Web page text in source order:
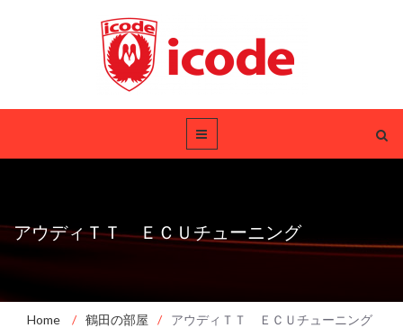
アウディＴＴ ＥＣＵチューニング
Home / 鶴田の部屋 / アウディＴＴ ＥＣＵチューニング